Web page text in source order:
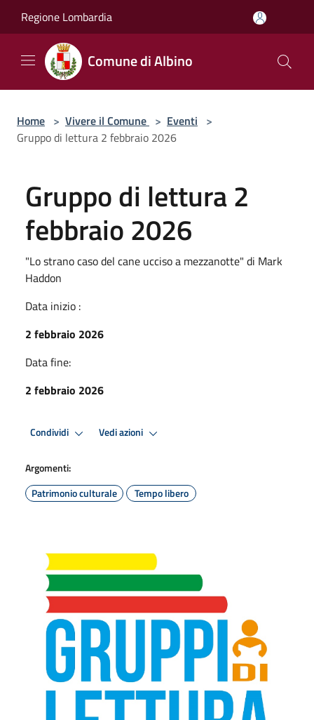
Regione Lombardia
Comune di Albino
Home > Vivere il Comune > Eventi >
Gruppo di lettura 2 febbraio 2026
Gruppo di lettura 2
febbraio 2026
"Lo strano caso del cane ucciso a mezzanotte" di Mark
Haddon
Data inizio :
2 febbraio 2026
Data fine:
2 febbraio 2026
Condividi Vedi azioni
Argomenti:
Patrimonio culturale
Tempo libero